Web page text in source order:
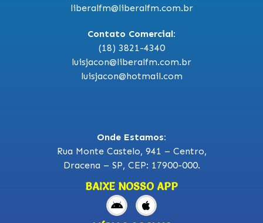
liberalfm@liberalfm.com.br
Contato Comercial:
(18) 3821-4340
luisjacon@liberalfm.com.br
luisjacon@hotmail.com
Onde Estamos:
Rua Monte Castelo, 941 – Centro,
Dracena – SP, CEP: 17900-000.
BAIXE NOSSO APP